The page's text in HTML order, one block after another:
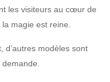
les visiteurs au cœur de
magie est reine.
d’autres modèles sont